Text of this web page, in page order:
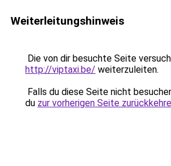
Weiterleitungshinweis
Die von dir besuchte Seite
http://viptaxi.be/ weiterzuleiten.
Falls du diese Seite nicht
du zur vorherigen Seite